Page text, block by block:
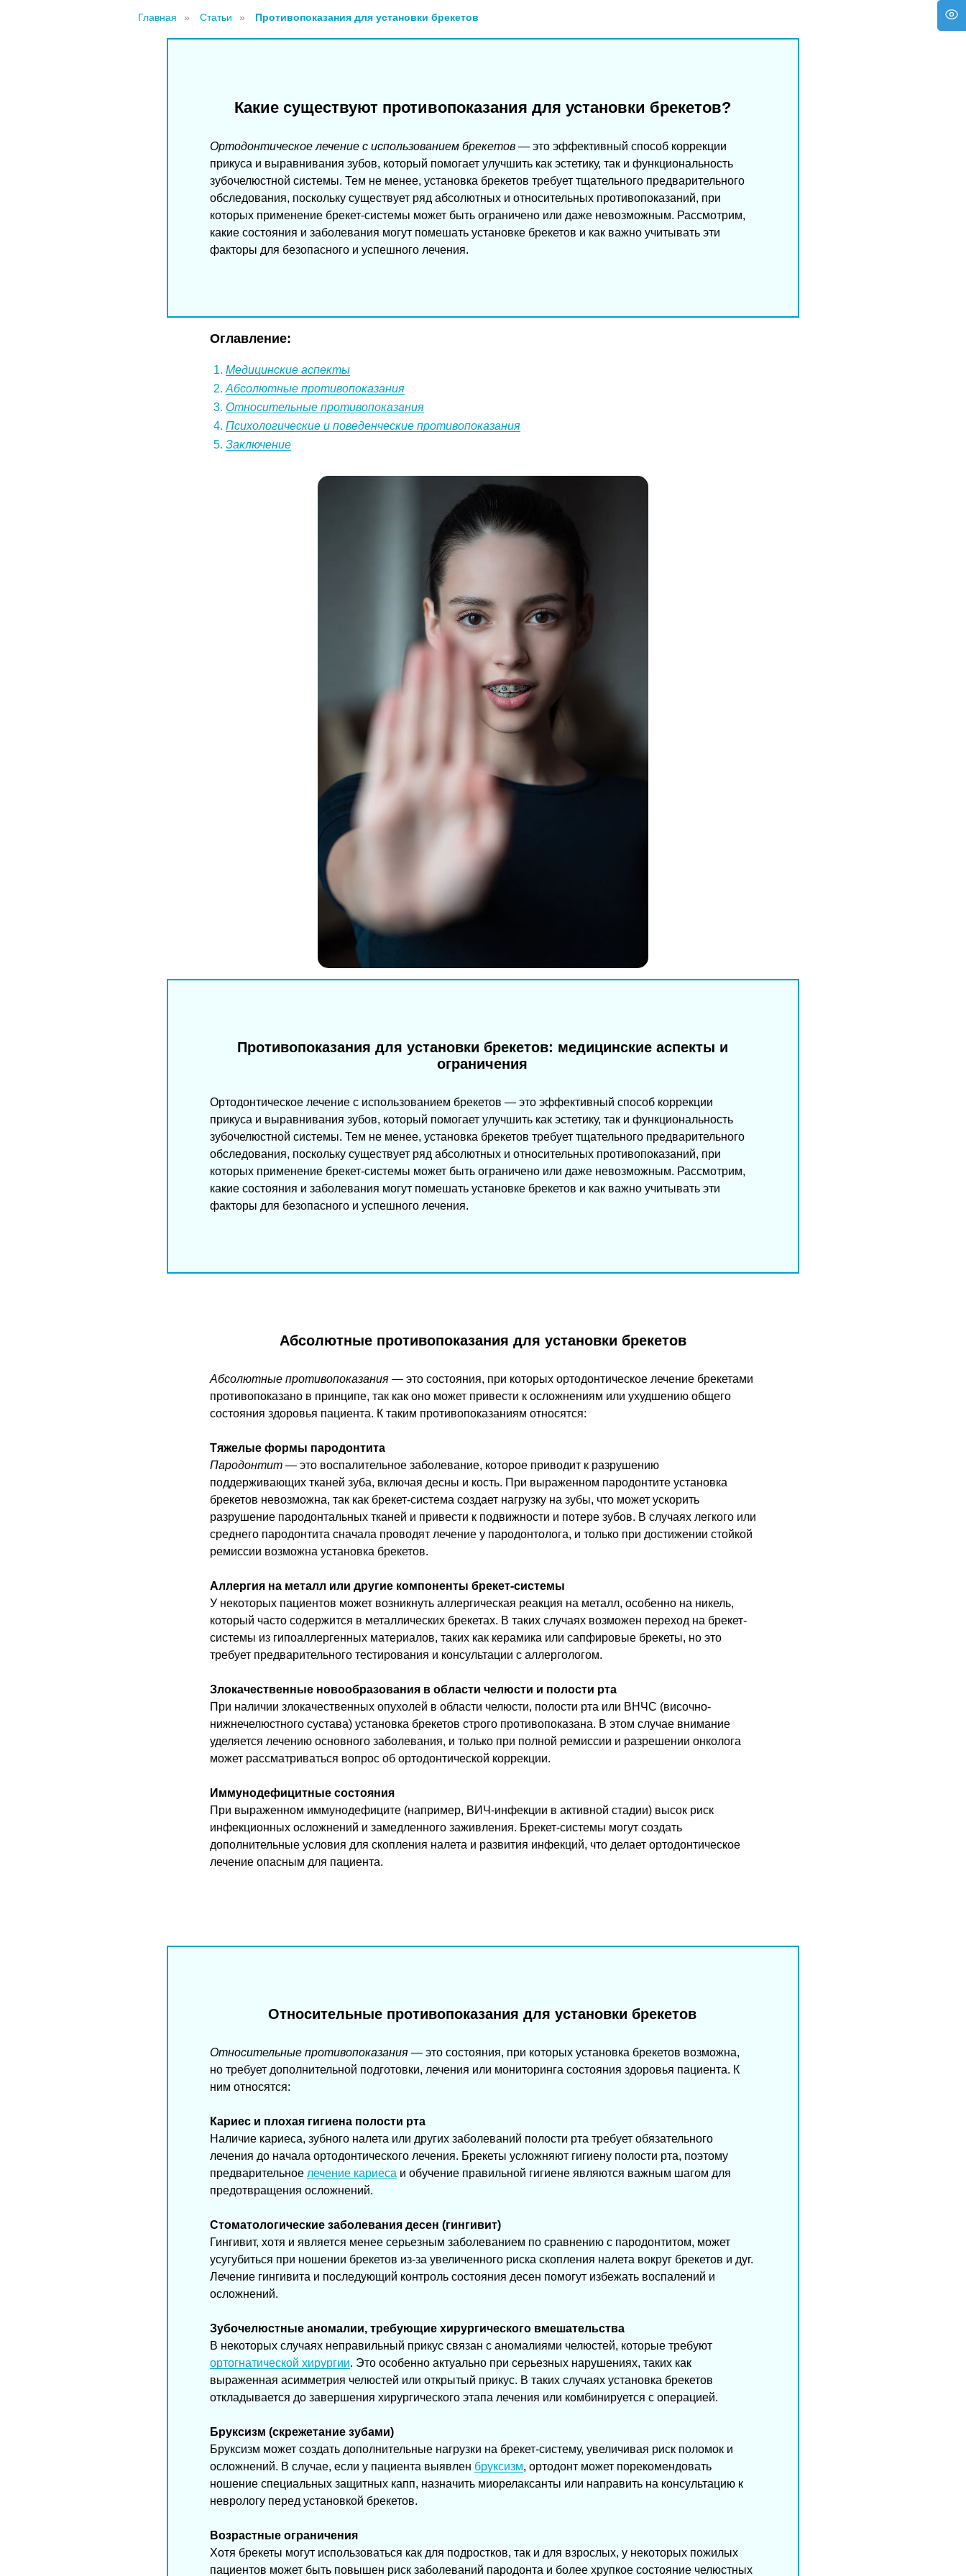
Главная » Статьи » Противопоказания для установки брекетов
Какие существуют противопоказания для установки брекетов?
Ортодонтическое лечение с использованием брекетов — это эффективный способ коррекции
прикуса и выравнивания зубов, который помогает улучшить как эстетику, так и функциональность
зубочелюстной системы. Тем не менее, установка брекетов требует тщательного предварительного
обследования, поскольку существует ряд абсолютных и относительных противопоказаний, при
которых применение брекет-системы может быть ограничено или даже невозможным. Рассмотрим,
какие состояния и заболевания могут помешать установке брекетов и как важно учитывать эти
факторы для безопасного и успешного лечения.
Оглавление:
Медицинские аспекты
Абсолютные противопоказания
Относительные противопоказания
Психологические и поведенческие противопоказания
Заключение
Противопоказания для установки брекетов: медицинские аспекты и
ограничения
Ортодонтическое лечение с использованием брекетов — это эффективный способ коррекции
прикуса и выравнивания зубов, который помогает улучшить как эстетику, так и функциональность
зубочелюстной системы. Тем не менее, установка брекетов требует тщательного предварительного
обследования, поскольку существует ряд абсолютных и относительных противопоказаний, при
которых применение брекет-системы может быть ограничено или даже невозможным. Рассмотрим,
какие состояния и заболевания могут помешать установке брекетов и как важно учитывать эти
факторы для безопасного и успешного лечения.
Абсолютные противопоказания для установки брекетов
Абсолютные противопоказания — это состояния, при которых ортодонтическое лечение брекетами
противопоказано в принципе, так как оно может привести к осложнениям или ухудшению общего
состояния здоровья пациента. К таким противопоказаниям относятся:
Тяжелые формы пародонтита
Пародонтит — это воспалительное заболевание, которое приводит к разрушению
поддерживающих тканей зуба, включая десны и кость. При выраженном пародонтите установка
брекетов невозможна, так как брекет-система создает нагрузку на зубы, что может ускорить
разрушение пародонтальных тканей и привести к подвижности и потере зубов. В случаях легкого или
среднего пародонтита сначала проводят лечение у пародонтолога, и только при достижении стойкой
ремиссии возможна установка брекетов.
Аллергия на металл или другие компоненты брекет-системы
У некоторых пациентов может возникнуть аллергическая реакция на металл, особенно на никель,
который часто содержится в металлических брекетах. В таких случаях возможен переход на брекет-
системы из гипоаллергенных материалов, таких как керамика или сапфировые брекеты, но это
требует предварительного тестирования и консультации с аллергологом.
Злокачественные новообразования в области челюсти и полости рта
При наличии злокачественных опухолей в области челюсти, полости рта или ВНЧС (височно-
нижнечелюстного сустава) установка брекетов строго противопоказана. В этом случае внимание
уделяется лечению основного заболевания, и только при полной ремиссии и разрешении онколога
может рассматриваться вопрос об ортодонтической коррекции.
Иммунодефицитные состояния
При выраженном иммунодефиците (например, ВИЧ-инфекции в активной стадии) высок риск
инфекционных осложнений и замедленного заживления. Брекет-системы могут создать
дополнительные условия для скопления налета и развития инфекций, что делает ортодонтическое
лечение опасным для пациента.
Относительные противопоказания для установки брекетов
Относительные противопоказания — это состояния, при которых установка брекетов возможна,
но требует дополнительной подготовки, лечения или мониторинга состояния здоровья пациента. К
ним относятся:
Кариес и плохая гигиена полости рта
Наличие кариеса, зубного налета или других заболеваний полости рта требует обязательного
лечения до начала ортодонтического лечения. Брекеты усложняют гигиену полости рта, поэтому
предварительное лечение кариеса и обучение правильной гигиене являются важным шагом для
предотвращения осложнений.
Стоматологические заболевания десен (гингивит)
Гингивит, хотя и является менее серьезным заболеванием по сравнению с пародонтитом, может
усугубиться при ношении брекетов из-за увеличенного риска скопления налета вокруг брекетов и дуг.
Лечение гингивита и последующий контроль состояния десен помогут избежать воспалений и
осложнений.
Зубочелюстные аномалии, требующие хирургического вмешательства
В некоторых случаях неправильный прикус связан с аномалиями челюстей, которые требуют
ортогнатической хирургии. Это особенно актуально при серьезных нарушениях, таких как
выраженная асимметрия челюстей или открытый прикус. В таких случаях установка брекетов
откладывается до завершения хирургического этапа лечения или комбинируется с операцией.
Бруксизм (скрежетание зубами)
Бруксизм может создать дополнительные нагрузки на брекет-систему, увеличивая риск поломок и
осложнений. В случае, если у пациента выявлен бруксизм, ортодонт может порекомендовать
ношение специальных защитных капп, назначить миорелаксанты или направить на консультацию к
неврологу перед установкой брекетов.
Возрастные ограничения
Хотя брекеты могут использоваться как для подростков, так и для взрослых, у некоторых пожилых
пациентов может быть повышен риск заболеваний пародонта и более хрупкое состояние челюстных